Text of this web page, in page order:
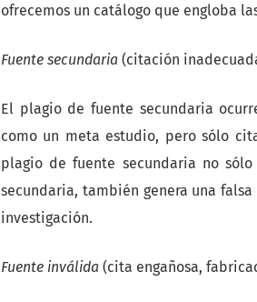
ofrecemos un catálogo que engloba
Fuente secundaria (citación
El plagio de fuente secundaria
como un meta estudio, pero sólo
plagio de fuente secundaria no
secundaria, también genera una
investigación.
Fuente inválida (cita engañosa,